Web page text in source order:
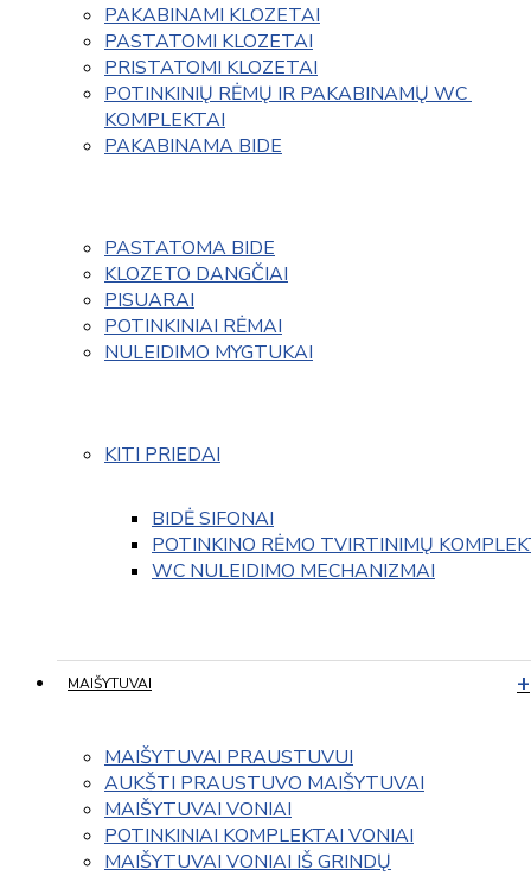
PAKABINAMI KLOZETAI
PASTATOMI KLOZETAI
PRISTATOMI KLOZETAI
POTINKINIŲ RĖMŲ IR PAKABINAMŲ WC
KOMPLEKTAI
PAKABINAMA BIDE
PASTATOMA BIDE
KLOZETO DANGČIAI
PISUARAI
POTINKINIAI RĖMAI
NULEIDIMO MYGTUKAI
KITI PRIEDAI
BIDĖ SIFONAI
POTINKINO RĖMO TVIRTINIMŲ
WC NULEIDIMO MECHANIZMAI
MAIŠYTUVAI
MAIŠYTUVAI PRAUSTUVUI
AUKŠTI PRAUSTUVO MAIŠYTUVAI
MAIŠYTUVAI VONIAI
POTINKINIAI KOMPLEKTAI VONIAI
MAIŠYTUVAI VONIAI IŠ GRINDŲ